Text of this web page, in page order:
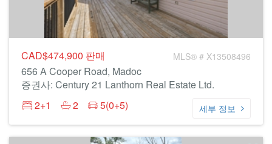
CAD$474,900 판매 MLS® # X13508496
656 A Cooper Road, Madoc
증권사: Century 21 Lanthorn Real Estate Ltd.
2+1
2 5(0+5) 세부 정보